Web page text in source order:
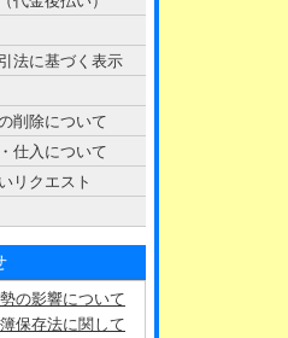
法に基づく表示
削除について
仕入について
リクエスト
の影響について
保存法に関して